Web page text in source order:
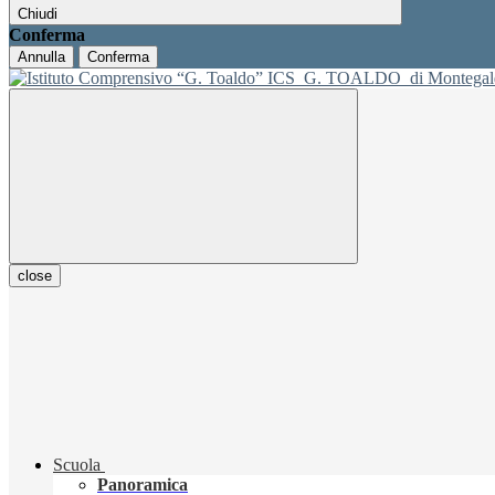
Chiudi
Conferma
Annulla Conferma
ICS G. TOALDO di
close
Scuola
Panoramica